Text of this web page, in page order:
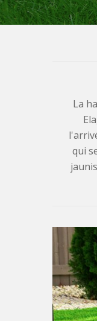
La
qui